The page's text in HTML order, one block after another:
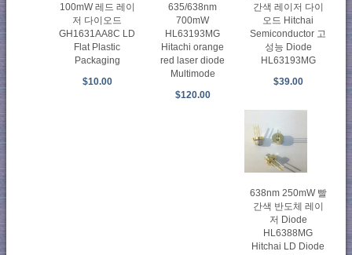
100mW 레드 레이
저 다이오드
GH1631AA8C LD
Flat Plastic
Packaging
$10.00
635/638nm
700mW
HL63193MG
Hitachi orange
red laser diode
Multimode
$120.00
간색 레이저 다이
오드 Hitchai
Semiconductor 고
성능 Diode
HL63193MG
$39.00
638nm 250mW 빨
간색 반도체 레이
저 Diode
HL6388MG
Hitchai LD Diode